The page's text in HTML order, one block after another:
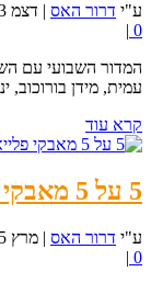
ע"י דרור האס | דצמ 23, 2023
0
|
המדור השבועי עם
עמית, מידן בורוכוב,
קרא עוד
5 על 5 מאבקי פלייאוף, סטף וקבוצות הטאנקינג
ע"י דרור האס | מרץ 25, 2023
0
|